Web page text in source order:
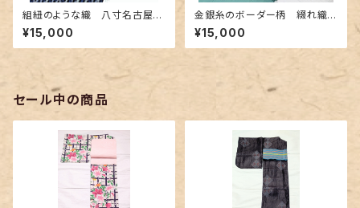
組紐のような織 八寸名古屋帯
(カラフルなボーダー柄)
¥15,000
金銀糸のボーダー柄 綴れ織り
の名古屋帯
¥15,000
セール中の商品